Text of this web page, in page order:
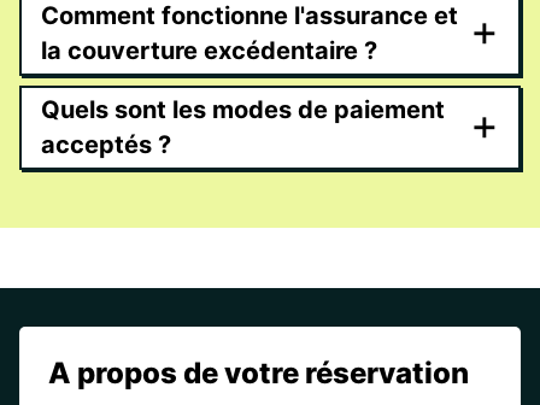
Comment fonctionne l'assurance et
la couverture excédentaire ?
+
Quels sont les modes de paiement
acceptés ?
+
A propos de votre réservation